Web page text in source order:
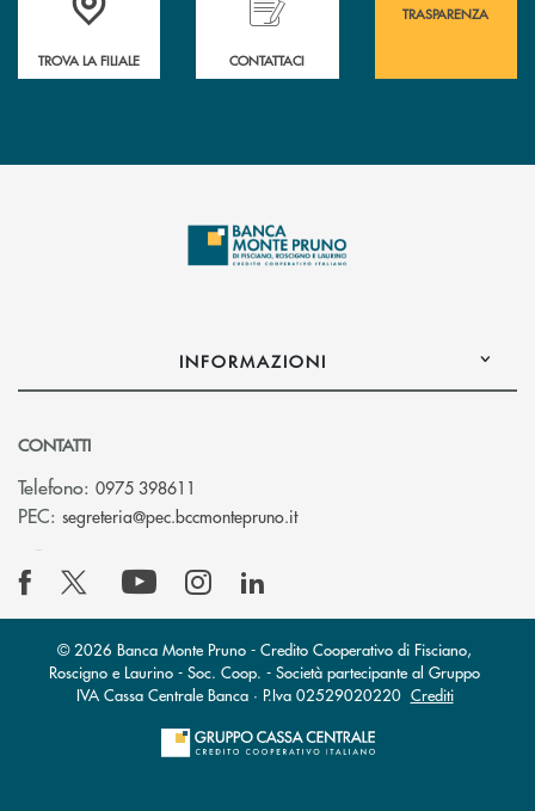
TROVA LA FILIALE CONTATTACI
TRASPARENZA
INFORMAZIONI
CONTATTI
Telefono: 0975 398611
PEC: segreteria@pec.bccmontepruno.it(si apre l’app di posta
© 2026 Banca Monte Pruno - Credito Cooperativo di Fisciano,
Roscigno e Laurino - Soc. Coop. - Società partecipante al Gruppo
IVA Cassa Centrale Banca · P.Iva 02529020220 Crediti